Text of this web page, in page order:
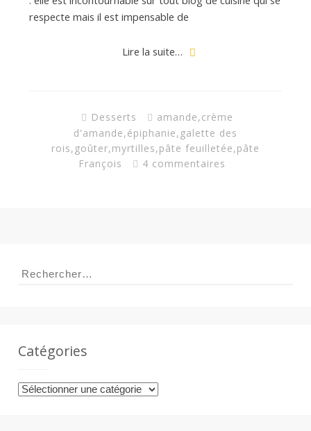
respecte mais il est impensable de
Lire la suite…
Desserts amande,crème
d'amande,épiphanie, galette des
rois, goûter,myrtilles,pâte feuilletée,pâte
François
4 commentaires
Rechercher :
Catégories
Catégories